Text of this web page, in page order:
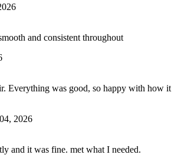
and consistent throughout
Everything was good, so happy with how it
2026
and it was fine. met what I needed.